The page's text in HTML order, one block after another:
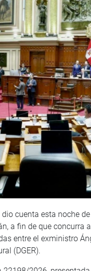
dio cuenta esta noche
a fin de que
entre el exministro
(DGER).